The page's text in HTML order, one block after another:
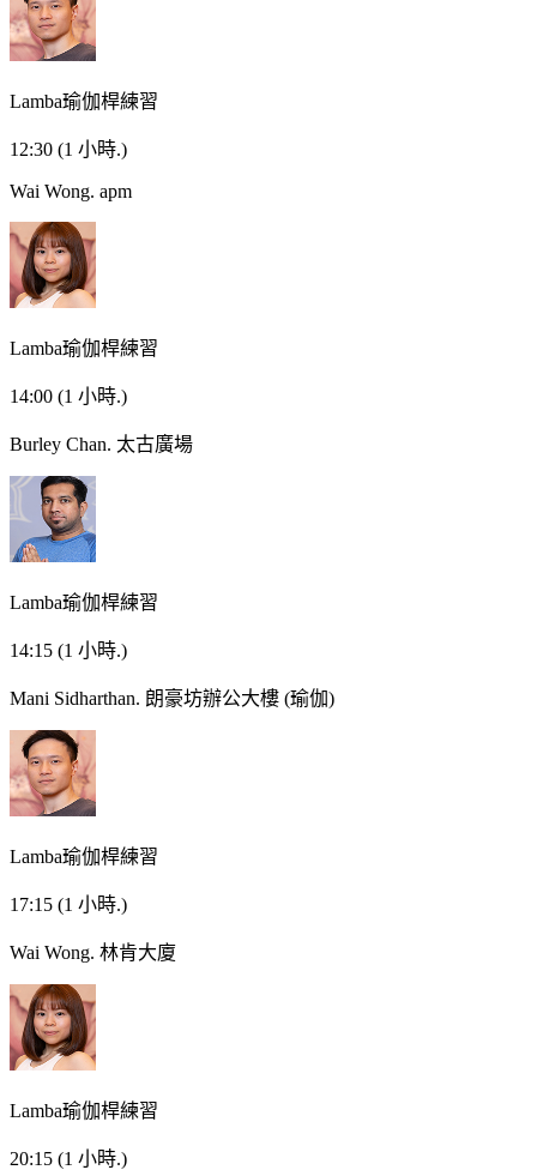
Lamba瑜伽桿練習
12:30 (1 小時.)
Wai Wong. apm
Lamba瑜伽桿練習
14:00 (1 小時.)
Burley Chan. 太古廣場
Lamba瑜伽桿練習
14:15 (1 小時.)
Mani Sidharthan. 朗豪坊辦公大樓 (瑜伽)
Lamba瑜伽桿練習
17:15 (1 小時.)
Wai Wong. 林肯大廈
Lamba瑜伽桿練習
20:15 (1 小時.)